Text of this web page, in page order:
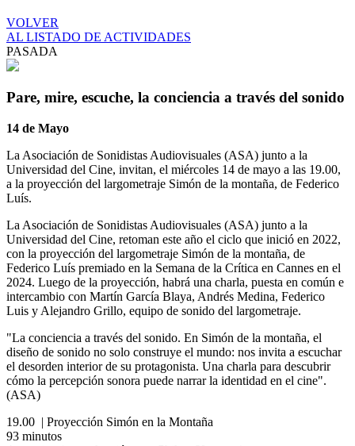
VOLVER
AL LISTADO DE ACTIVIDADES
PASADA
Pare, mire, escuche, la conciencia a través del sonido
14 de Mayo
La Asociación de Sonidistas Audiovisuales (ASA) junto a la
Universidad del Cine, invitan, el miércoles 14 de mayo a las 19.00,
a la proyección del largometraje Simón de la montaña, de Federico
Luís.
La Asociación de Sonidistas Audiovisuales (ASA) junto a la
Universidad del Cine, retoman este año el ciclo que inició en 2022,
con la proyección del largometraje Simón de la montaña, de
Federico Luís premiado en la Semana de la Crítica en Cannes en el
2024. Luego de la proyección, habrá una charla, puesta en común e
intercambio con Martín García Blaya, Andrés Medina, Federico
Luis y Alejandro Grillo, equipo de sonido del largometraje.
"La conciencia a través del sonido. En Simón de la montaña, el
diseño de sonido no solo construye el mundo: nos invita a escuchar
el desorden interior de su protagonista. Una charla para descubrir
cómo la percepción sonora puede narrar la identidad en el cine".
(ASA)
19.00 | Proyección Simón en la Montaña
93 minutos